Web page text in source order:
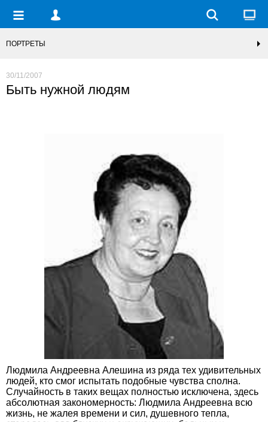
ПОРТРЕТЫ
30/11/2007
Быть нужной людям
Людмила Андреевна Алешина из ряда тех удивительных
людей, кто смог испытать подобные чувства сполна.
Случайность в таких вещах полностью исключена, здесь
абсолютная закономерность: Людмила Андреевна всю
жизнь, не жалея времени и сил, душевного тепла,